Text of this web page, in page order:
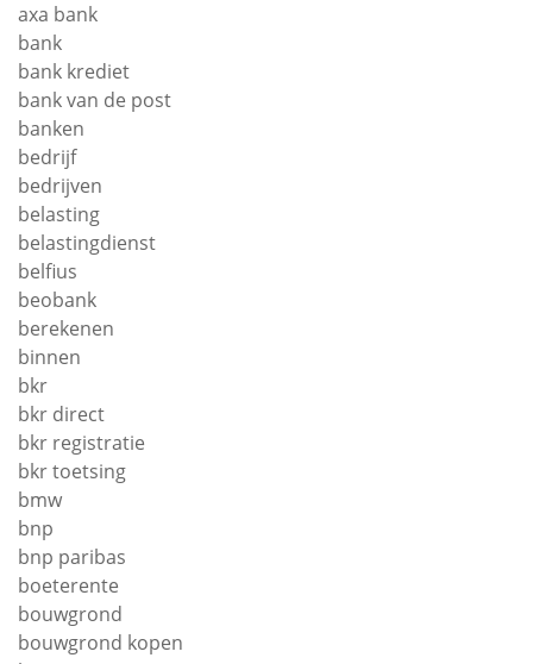
axa bank
bank
bank krediet
bank van de post
banken
bedrijf
bedrijven
belasting
belastingdienst
belfius
beobank
berekenen
binnen
bkr
bkr direct
bkr registratie
bkr toetsing
bmw
bnp
bnp paribas
boeterente
bouwgrond
bouwgrond kopen